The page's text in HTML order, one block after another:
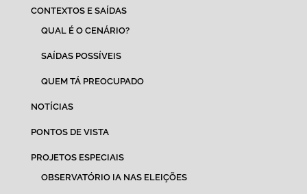
CONTEXTOS E SAÍDAS
QUAL É O CENÁRIO?
SAÍDAS POSSÍVEIS
QUEM TÁ PREOCUPADO
NOTÍCIAS
PONTOS DE VISTA
PROJETOS ESPECIAIS
OBSERVATÓRIO IA NAS ELEIÇÕES